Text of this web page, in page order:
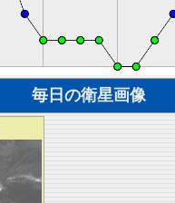
毎日の衛星画像